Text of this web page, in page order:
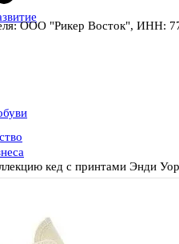
ООО "Рикер Восток", ИНН:
кед с принтами Энди